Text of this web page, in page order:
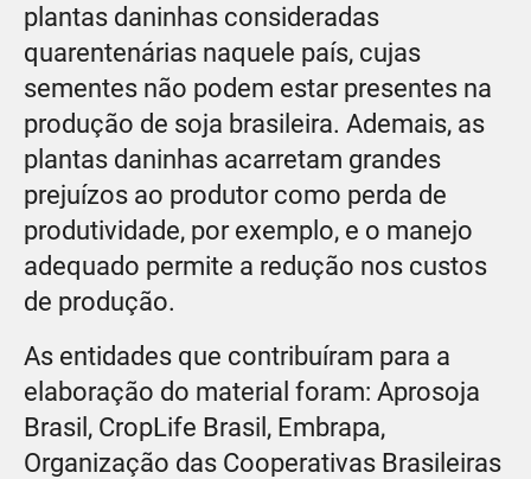
plantas daninhas consideradas
quarentenárias naquele país, cujas
sementes não podem estar presentes na
produção de soja brasileira. Ademais, as
plantas daninhas acarretam grandes
prejuízos ao produtor como perda de
produtividade, por exemplo, e o manejo
adequado permite a redução nos custos
de produção.
As entidades que contribuíram para a
elaboração do material foram: Aprosoja
Brasil, CropLife Brasil, Embrapa,
Organização das Cooperativas Brasileiras